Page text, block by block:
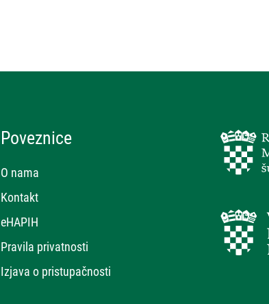
Poveznice
O nama
Kontakt
eHAPIH
Pravila privatnosti
Izjava o pristupačnosti